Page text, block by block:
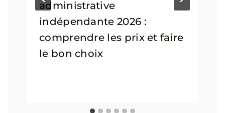
administrative
indépendante 2026 :
comprendre les prix et faire
le bon choix